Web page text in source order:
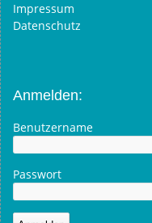
Impressum
Datenschutz
Anmelden:
Benutzername
Passwort